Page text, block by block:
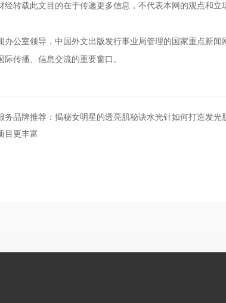
载此文目的在于传递更多信息，不代表本网的观点和立
室领导，中国外文出版发行事业局管理的国家重点新闻
传播、信息交流的重要窗口。
务品牌推荐：揭秘女明星的透亮肌秘诀水光针如何打造发光
目更丰富